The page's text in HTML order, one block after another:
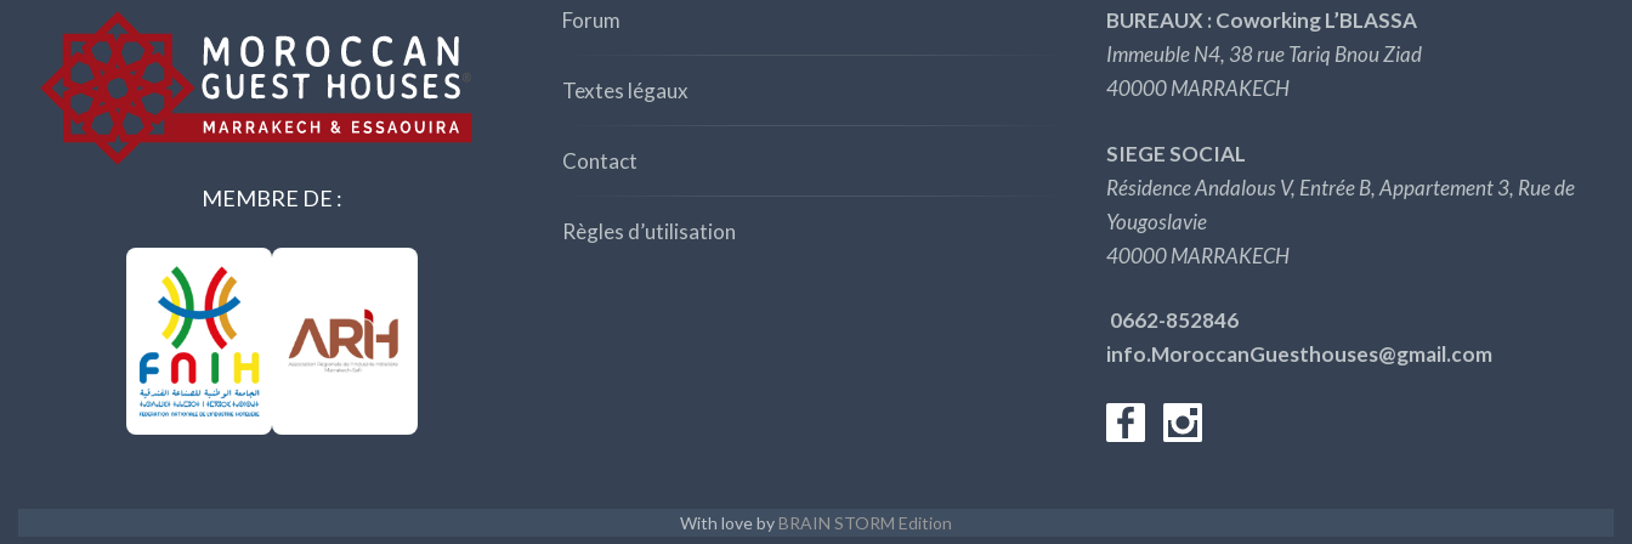
MEMBRE DE :
Forum
Textes légaux
Contact
Règles d’utilisation
BUREAUX : Coworking L’BLASSA
Immeuble N4, 38 rue Tariq Bnou Ziad
40000 MARRAKECH
SIEGE SOCIAL
Résidence Andalous V, Entrée B, Appartement 3, Rue de
Yougoslavie
40000 MARRAKECH
0662-852846
info.MoroccanGuesthouses@gmail.com
With love by BRAIN STORM Edition